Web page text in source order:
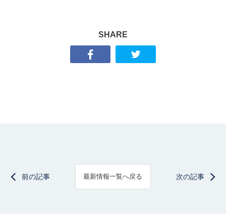
SHARE
前の記事 最新情報一覧へ戻る 次の記事